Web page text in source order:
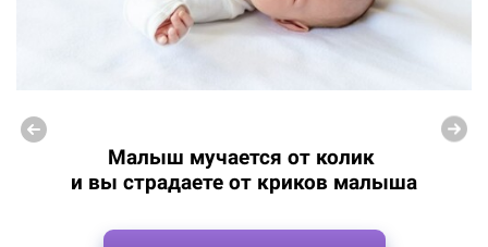
Малыш мучается от колик
и вы страдаете от криков малыша